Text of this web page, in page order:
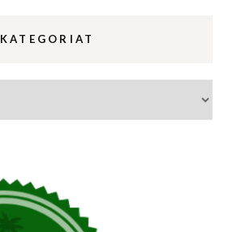
KATEGORIAT